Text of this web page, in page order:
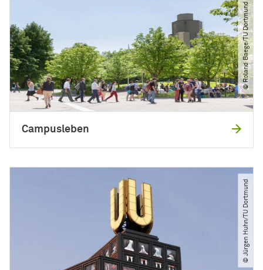
© Roland Baege​/​TU Dortmund
Campusleben
© Jürgen Huhn​/​TU Dortmund